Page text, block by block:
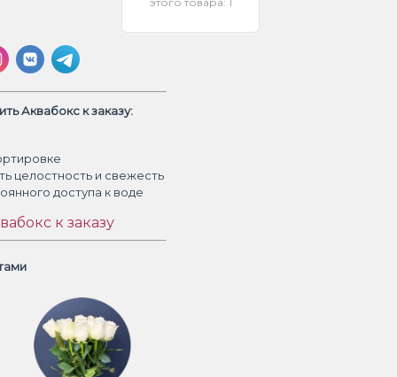
Аквабокс к заказу:
целостность и свежесть
доступа к воде
к заказу